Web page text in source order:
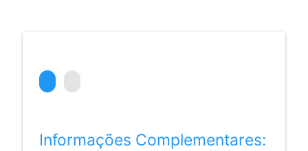
Informações Complementares: